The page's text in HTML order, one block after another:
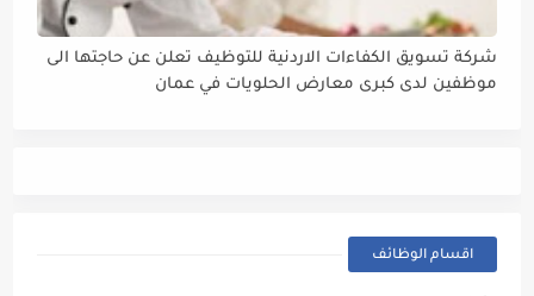
شركة تسويق الكفاءات الاردنية للتوظيف تعلن عن حاجتها الى
موظفين لدى كبرى معارض الحلويات في عمان
اقسام الوظائف